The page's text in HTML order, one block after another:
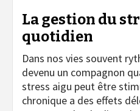
La gestion du
quotidien
Dans nos vies souvent
devenu un compagnon
stress aigu peut être
chronique a des effets